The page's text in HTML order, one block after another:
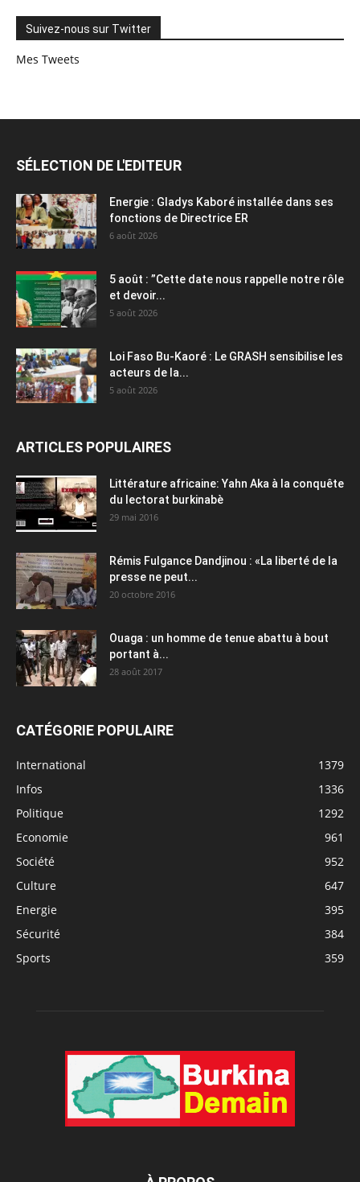
Suivez-nous sur Twitter
Mes Tweets
SÉLECTION DE L'EDITEUR
Energie : Gladys Kaboré installée dans ses
fonctions de Directrice ER
6 août 2026
5 août : ”Cette date nous rappelle notre rôle
et devoir...
5 août 2026
Loi Faso Bu-Kaoré : Le GRASH sensibilise les
acteurs de la...
5 août 2026
ARTICLES POPULAIRES
Littérature africaine: Yahn Aka à la conquête
du lectorat burkinabè
29 mai 2016
Rémis Fulgance Dandjinou : «La liberté de la
presse ne peut...
20 octobre 2016
Ouaga : un homme de tenue abattu à bout
portant à...
28 août 2017
CATÉGORIE POPULAIRE
International
1379
Infos
1336
Politique
1292
Economie
961
Société
952
Culture
647
Energie
395
Sécurité
384
Sports
359